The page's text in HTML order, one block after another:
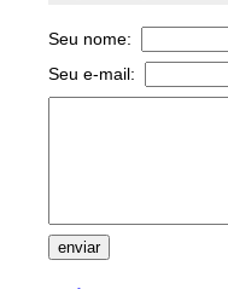
Seu nome:
Seu e-mail: